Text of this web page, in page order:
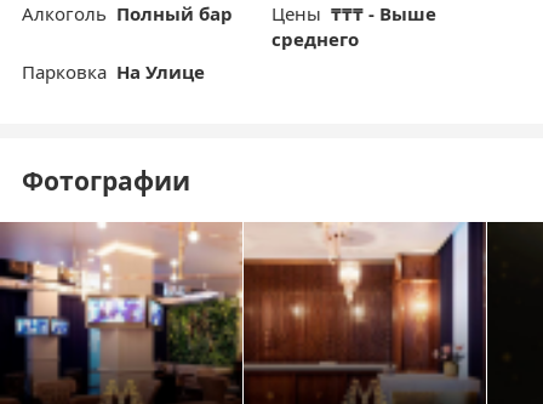
Aлкоголь Полный бар Цены ₸₸₸ - Выше
среднего
Парковка На Улице
Фотографии